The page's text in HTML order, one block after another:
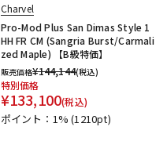
Charvel
Pro-Mod Plus San Dimas Style 1
HH FR CM (Sangria Burst/Carmali
zed Maple) 【B級特価】
販売価格¥144,144(税込)
特別価格
¥133,100(税込)
ポイント：1%(1210pt)